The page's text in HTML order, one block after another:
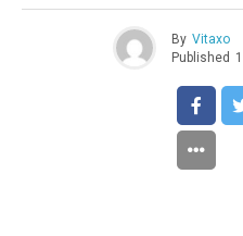
By Vitaxo
Published